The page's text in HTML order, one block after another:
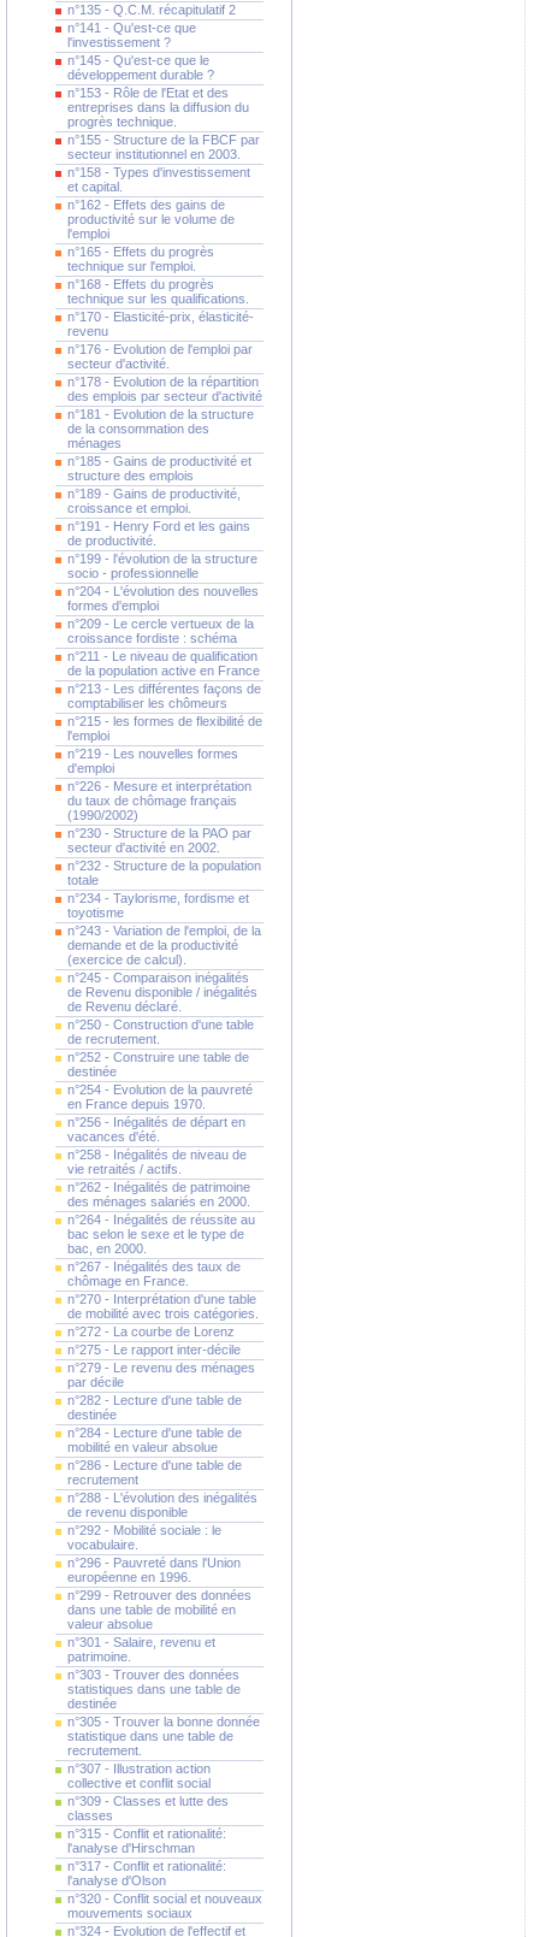
n°135 - Q.C.M. récapitulatif 2
n°141 - Qu'est-ce que
l'investissement ?
n°145 - Qu'est-ce que le
développement durable ?
n°153 - Rôle de l'Etat et des
entreprises dans la diffusion du
progrès technique.
n°155 - Structure de la FBCF par
secteur institutionnel en 2003.
n°158 - Types d'investissement
et capital.
n°162 - Effets des gains de
productivité sur le volume de
l'emploi
n°165 - Effets du progrès
technique sur l'emploi.
n°168 - Effets du progrès
technique sur les qualifications.
n°170 - Elasticité-prix, élasticité-
revenu
n°176 - Evolution de l'emploi par
secteur d'activité.
n°178 - Evolution de la répartition
des emplois par secteur d'activité
n°181 - Evolution de la structure
de la consommation des
ménages
n°185 - Gains de productivité et
structure des emplois
n°189 - Gains de productivité,
croissance et emploi.
n°191 - Henry Ford et les gains
de productivité.
n°199 - l'évolution de la structure
socio - professionnelle
n°204 - L'évolution des nouvelles
formes d'emploi
n°209 - Le cercle vertueux de la
croissance fordiste : schéma
n°211 - Le niveau de qualification
de la population active en France
n°213 - Les différentes façons de
comptabiliser les chômeurs
n°215 - les formes de flexibilité de
l'emploi
n°219 - Les nouvelles formes
d'emploi
n°226 - Mesure et interprétation
du taux de chômage français
(1990/2002)
n°230 - Structure de la PAO par
secteur d'activité en 2002.
n°232 - Structure de la population
totale
n°234 - Taylorisme, fordisme et
toyotisme
n°243 - Variation de l'emploi, de la
demande et de la productivité
(exercice de calcul).
n°245 - Comparaison inégalités
de Revenu disponible / inégalités
de Revenu déclaré.
n°250 - Construction d'une table
de recrutement.
n°252 - Construire une table de
destinée
n°254 - Evolution de la pauvreté
en France depuis 1970.
n°256 - Inégalités de départ en
vacances d'été.
n°258 - Inégalités de niveau de
vie retraités / actifs.
n°262 - Inégalités de patrimoine
des ménages salariés en 2000.
n°264 - Inégalités de réussite au
bac selon le sexe et le type de
bac, en 2000.
n°267 - Inégalités des taux de
chômage en France.
n°270 - Interprétation d'une table
de mobilité avec trois catégories.
n°272 - La courbe de Lorenz
n°275 - Le rapport inter-décile
n°279 - Le revenu des ménages
par décile
n°282 - Lecture d'une table de
destinée
n°284 - Lecture d'une table de
mobilité en valeur absolue
n°286 - Lecture d'une table de
recrutement
n°288 - L'évolution des inégalités
de revenu disponible
n°292 - Mobilité sociale : le
vocabulaire.
n°296 - Pauvreté dans l'Union
européenne en 1996.
n°299 - Retrouver des données
dans une table de mobilité en
valeur absolue
n°301 - Salaire, revenu et
patrimoine.
n°303 - Trouver des données
statistiques dans une table de
destinée
n°305 - Trouver la bonne donnée
statistique dans une table de
recrutement.
n°307 - Illustration action
collective et conflit social
n°309 - Classes et lutte des
classes
n°315 - Conflit et rationalité:
l'analyse d'Hirschman
n°317 - Conflit et rationalité:
l'analyse d'Olson
n°320 - Conflit social et nouveaux
mouvements sociaux
n°324 - Evolution de l'effectif et